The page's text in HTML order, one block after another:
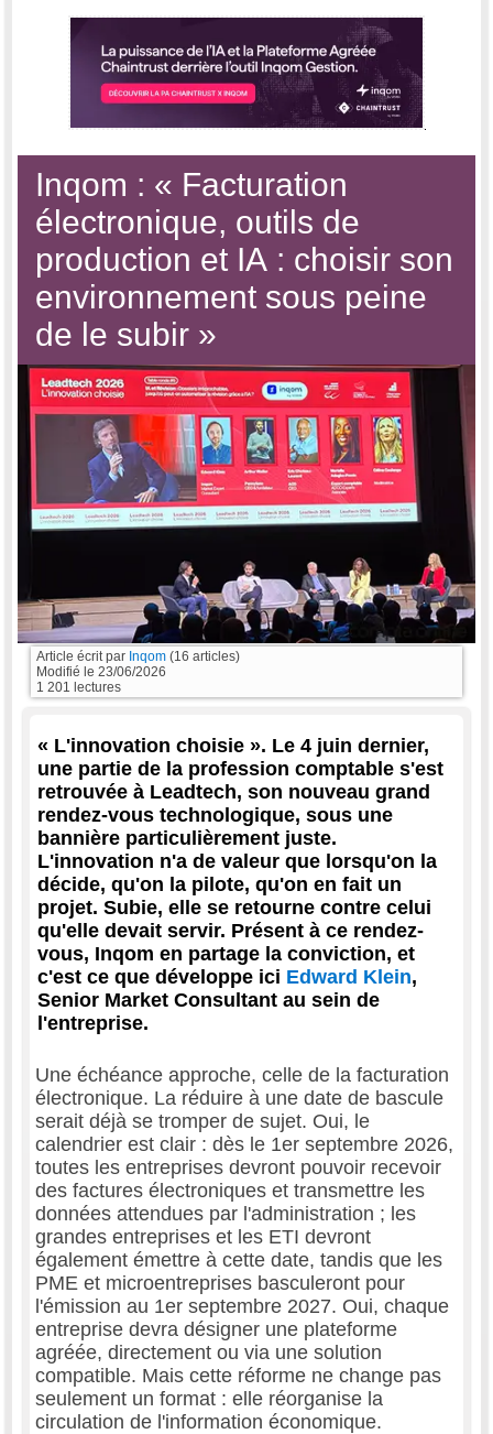
Inqom : « Facturation
électronique, outils de
production et IA : choisir son
environnement sous peine
de le subir »
Article écrit par Inqom (16 articles)
Modifié le 23/06/2026
1 201 lectures
« L'innovation choisie ». Le 4 juin dernier,
une partie de la profession comptable s'est
retrouvée à Leadtech, son nouveau grand
rendez-vous technologique, sous une
bannière particulièrement juste.
L'innovation n'a de valeur que lorsqu'on la
décide, qu'on la pilote, qu'on en fait un
projet. Subie, elle se retourne contre celui
qu'elle devait servir. Présent à ce rendez-
vous, Inqom en partage la conviction, et
c'est ce que développe ici Edward Klein,
Senior Market Consultant au sein de
l'entreprise.
Une échéance approche, celle de la facturation
électronique. La réduire à une date de bascule
serait déjà se tromper de sujet. Oui, le
calendrier est clair : dès le 1er septembre 2026,
toutes les entreprises devront pouvoir recevoir
des factures électroniques et transmettre les
données attendues par l'administration ; les
grandes entreprises et les ETI devront
également émettre à cette date, tandis que les
PME et microentreprises basculeront pour
l'émission au 1er septembre 2027. Oui, chaque
entreprise devra désigner une plateforme
agréée, directement ou via une solution
compatible. Mais cette réforme ne change pas
seulement un format : elle réorganise la
circulation de l'information économique.